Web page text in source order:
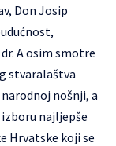
Don Josip
A osim smotre
stvaralaštva
nošnji, a
najljepše
Hrvatske koji se